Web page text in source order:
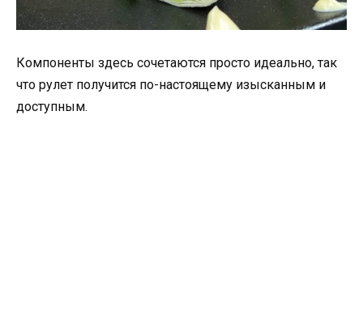
Компоненты здесь сочетаются просто идеально, так
что рулет получится по-настоящему изысканным и
доступным.